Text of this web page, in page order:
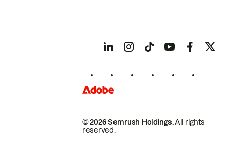
© 2026 Semrush Holdings.All rights
reserved.